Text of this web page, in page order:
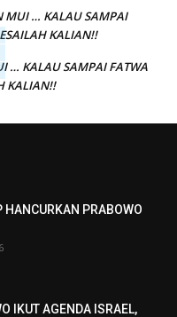
MUI … KALAU SAMPAI
KALIAN!!
… KALAU SAMPAI FATWA
KALIAN!!
HANCURKAN PRABOWO
IKUT AGENDA ISRAEL,